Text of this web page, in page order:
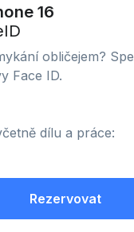
16
obličejem?
Face ID.
dílu a práce:
Rezervovat